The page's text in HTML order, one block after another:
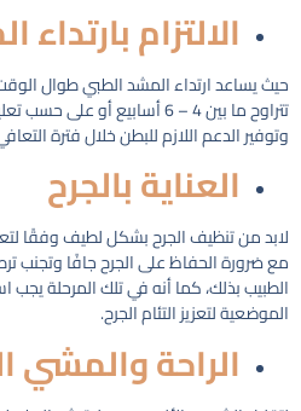
الالتزام
حيث يساعد ارتداء المشد الطبي طوال
تتراوح ما بين 4 – 6 أسابيع أو
وتوفير الدعم اللازم للبطن خلال فترة
العناية بالجرح
لابد من تنظيف الجرح بشكل لطيف وفقًا
مع ضرورة الحفاظ على الجرح جافًا وتجنب
الطبيب بذلك، كما أنه في تلك المرحلة يجب
الموضعية لتعزيز التئام الجرح.
الراحة والمشي